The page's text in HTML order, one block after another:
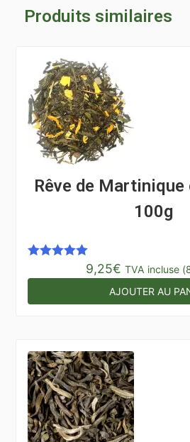
Produits similaires
Rêve de Martinique
100g
9,25€ TVA incluse (
AJOUTER AU